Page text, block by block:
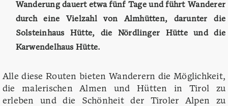
Wanderung dauert etwa fünf Tage und führt Wanderer
durch eine Vielzahl von Almhütten, darunter die
Solsteinhaus Hütte, die Nördlinger Hütte und die
Karwendelhaus Hütte.
Alle diese Routen bieten Wanderern die Möglichkeit,
die malerischen Almen und Hütten in Tirol zu
erleben und die Schönheit der Tiroler Alpen zu